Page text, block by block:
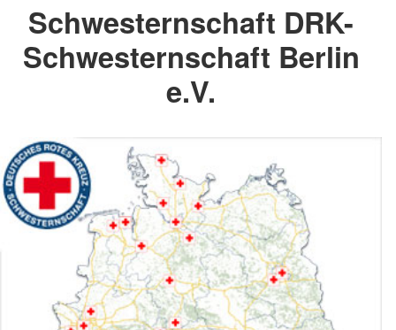
Schwesternschaft DRK-
Schwesternschaft Berlin
e.V.